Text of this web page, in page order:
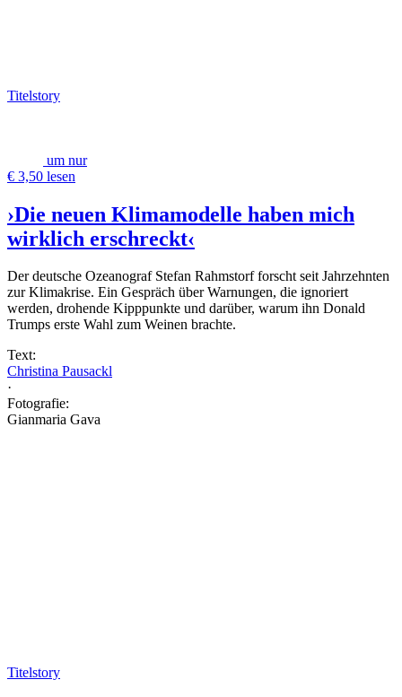
Titelstory
um nur
€ 3,50 lesen
›Die neuen Klimamodelle haben mich
wirklich erschreckt‹
Der deutsche Ozeanograf Stefan Rahmstorf forscht seit Jahrzehnten
zur Klimakrise. Ein Gespräch über Warnungen, die ignoriert
werden, drohende Kipppunkte und darüber, warum ihn Donald
Trumps erste Wahl zum Weinen brachte.
Text:
Christina Pausackl
·
Fotografie:
Gianmaria Gava
Titelstory